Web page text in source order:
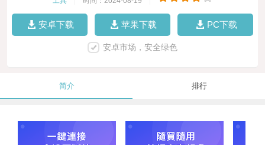
安卓下载 苹果下载 PC下载
安卓市场，安全绿色
简介 排行